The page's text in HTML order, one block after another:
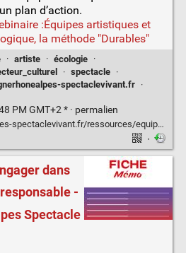
plan d’action.
:Équipes artistiques et
la méthode "Durables"
· artiste · écologie ·
· spectacle ·
spectaclevivant.fr
·
PM GMT+2 * · permalien
equipes-artistiques-et-transition-ecologique-la-methode-durables/
·
dans
-
Spectacle